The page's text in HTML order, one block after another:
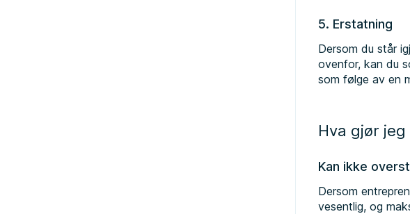
5. Erstatning
Dersom du står
ovenfor, kan du
som følge av en
Hva gjør
Kan ikke
Dersom
vesentlig, og